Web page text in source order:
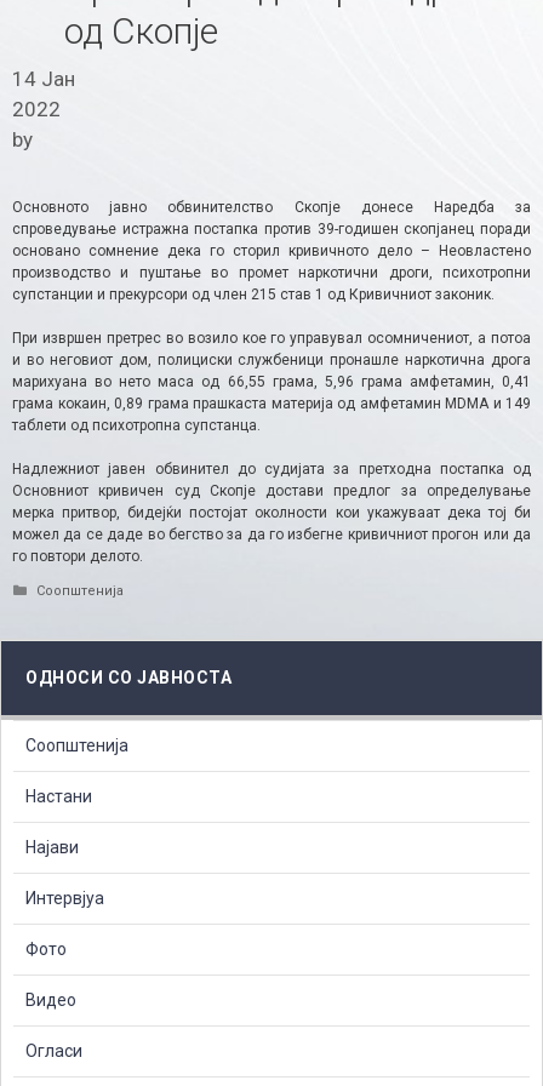
од Скопје
14 Јан
2022
by
Основното јавно обвинителство Скопје донесе Наредба за
спроведување истражна постапка против 39-годишен скопјанец поради
основано сомнение дека го сторил кривичното дело – Неовластено
производство и пуштање во промет наркотични дроги, психотропни
супстанции и прекурсори од член 215 став 1 од Кривичниот законик.
При извршен претрес во возило кое го управувал осомничениот, а потоа
и во неговиот дом, полициски службеници пронашле наркотична дрога
марихуана во нето маса од 66,55 грама, 5,96 грама амфетамин, 0,41
грама кокаин, 0,89 грама прашкаста материја од амфетамин MDMA и 149
таблети од психотропна супстанца.
Надлежниот јавен обвинител до судијата за претходна постапка од
Основниот кривичен суд Скопје достави предлог за определување
мерка притвор, бидејќи постојат околности кои укажуваат дека тој би
можел да се даде во бегство за да го избегне кривичниот прогон или да
го повтори делото.​
Categories
Соопштенија
ОДНОСИ СО ЈАВНОСТА
Соопштенија
Настани
Најави
Интервјуа
Фото
Видео
Огласи